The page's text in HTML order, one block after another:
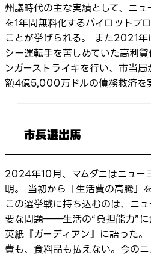
州議時代の主な実績として、ニ
を1年間無料化するパイロットプ
ことが挙げられる。 また2021
シー運転手を苦しめていた高利
ンガーストライキを行い、市当
額4億5,000万ドルの債務救済を
市長選出馬
2024年10月、マムダニはニュー
明。 当初から「生活費の高騰」
この選挙戦に持ち込むのは、ニ
要な問題――生活の“負担能力”に
英紙『ガーディアン』に語った
費も、食料品も払えない。今の